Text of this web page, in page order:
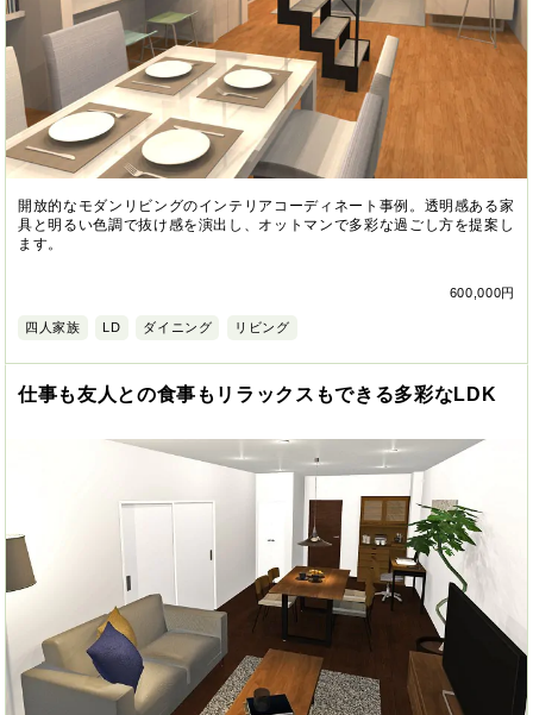
開放的なモダンリビングのインテリアコーディネート事例。透明感ある家
具と明るい色調で抜け感を演出し、オットマンで多彩な過ごし方を提案し
ます。
600,000円
四人家族 LD ダイニング リビング
仕事も友人との食事もリラックスもできる多彩なLDK